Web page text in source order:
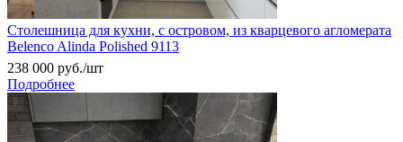
Столешница для кухни, с островом, из кварцевого агломерата
Belenco Alinda Polished 9113
238 000 руб./шт
Подробнее